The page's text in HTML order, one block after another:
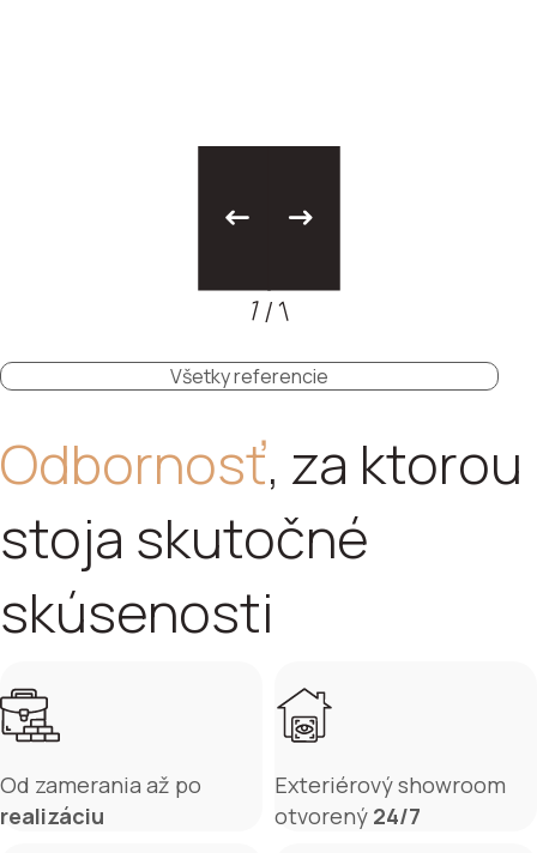
1 / 1
Všetky referencie
Odbornosť, za ktorou
stoja skutočné
skúsenosti
Od zamerania až po
realizáciu
Exteriérový showroom
otvorený 24/7